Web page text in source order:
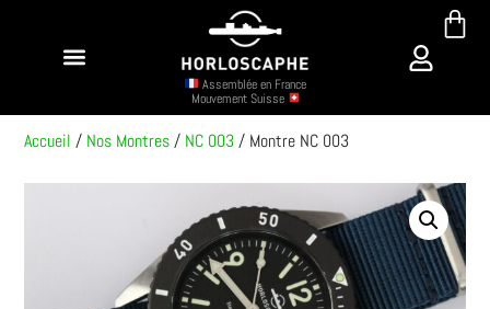
Assemblée en France
Mouvement Suisse
Accueil / Nos Montres/ NC 003 / Montre NC 003